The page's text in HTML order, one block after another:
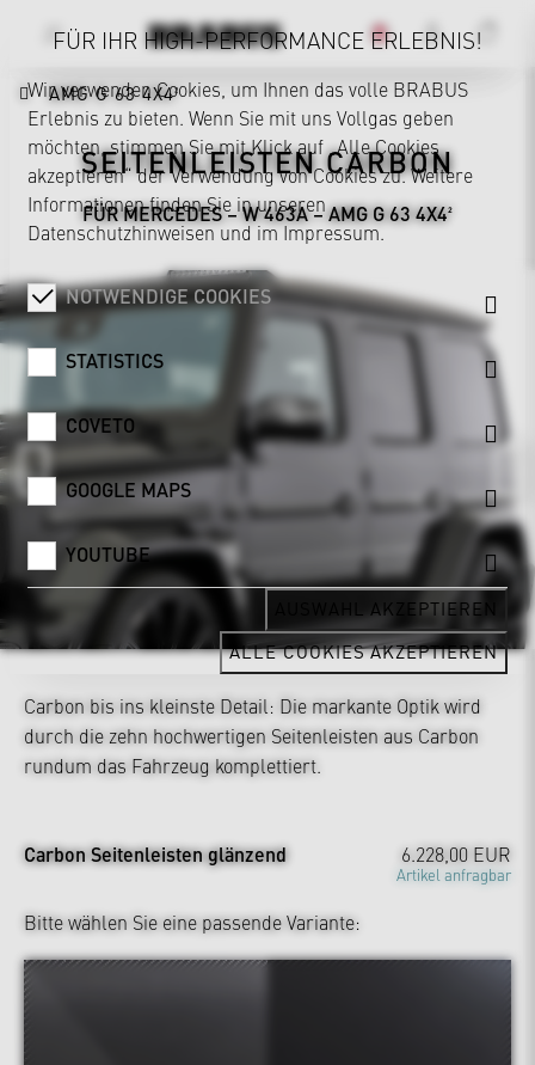
AMG G 63 4X4²
SEITENLEISTEN CARBON
FÜR MERCEDES – W 463A – AMG G 63 4X4²
Carbon bis ins kleinste Detail: Die markante Optik wird
durch die zehn hochwertigen Seitenleisten aus Carbon
rundum das Fahrzeug komplettiert.
Carbon Seitenleisten glänzend 6.228,00 EUR
Artikel anfragbar
Bitte wählen Sie eine passende Variante:
FÜR IHR HIGH-PERFORMANCE ERLEBNIS!
Wir verwenden Cookies, um Ihnen das volle BRABUS
Erlebnis zu bieten. Wenn Sie mit uns Vollgas geben
möchten, stimmen Sie mit Klick auf „Alle Cookies
akzeptieren“ der Verwendung von Cookies zu. Weitere
Informationen finden Sie in unseren
Datenschutzhinweisenund imImpressum.
NOTWENDIGE COOKIES
STATISTICS
COVETO
GOOGLE MAPS
YOUTUBE
AUSWAHL AKZEPTIEREN
ALLE COOKIES AKZEPTIEREN